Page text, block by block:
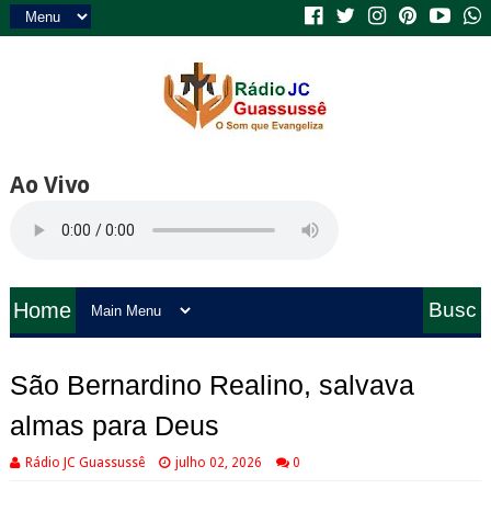
Ao Vivo
Home
Busc
São Bernardino Realino, salvava
almas para Deus
Rádio JC Guassussê julho 02, 2026 0